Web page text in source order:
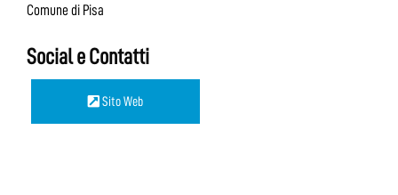
Comune di Pisa
Social e Contatti
Sito Web